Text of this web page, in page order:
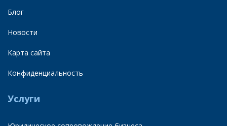
Блог
Новости
Карта сайта
Конфиденциальность
Услуги